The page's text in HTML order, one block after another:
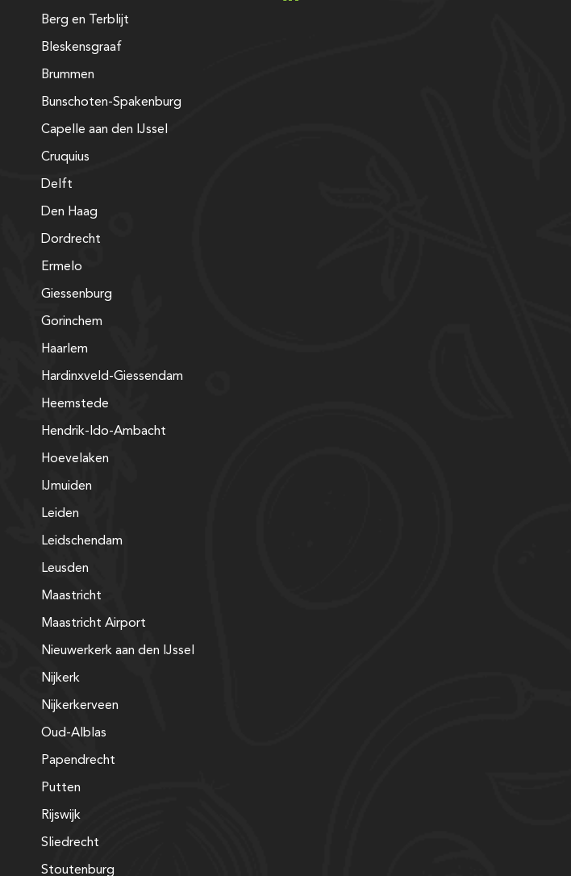
Berg en Terblijt
Bleskensgraaf
Brummen
Bunschoten-Spakenburg
Capelle aan den IJssel
Cruquius
Delft
Den Haag
Dordrecht
Ermelo
Giessenburg
Gorinchem
Haarlem
Hardinxveld-Giessendam
Heemstede
Hendrik-Ido-Ambacht
Hoevelaken
IJmuiden
Leiden
Leidschendam
Leusden
Maastricht
Maastricht Airport
Nieuwerkerk aan den IJssel
Nijkerk
Nijkerkerveen
Oud-Alblas
Papendrecht
Putten
Rijswijk
Sliedrecht
Stoutenburg